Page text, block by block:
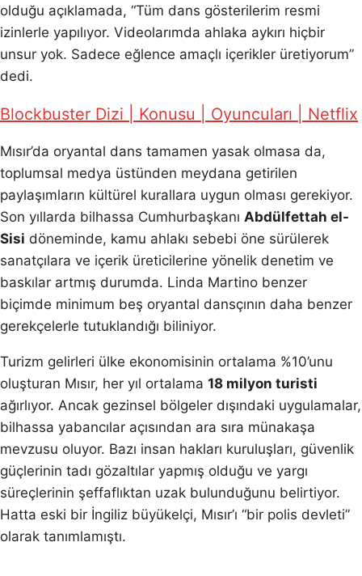
olduğu açıklamada, “Tüm dans gösterilerim resmi
izinlerle yapılıyor. Videolarımda ahlaka aykırı hiçbir
unsur yok. Sadece eğlence amaçlı içerikler üretiyorum”
dedi.
Blockbuster Dizi | Konusu | Oyuncuları | Netflix
Mısır’da oryantal dans tamamen yasak olmasa da,
toplumsal medya üstünden meydana getirilen
paylaşımların kültürel kurallara uygun olması gerekiyor.
Son yıllarda bilhassa Cumhurbaşkanı Abdülfettah el-
Sisi döneminde, kamu ahlakı sebebi öne sürülerek
sanatçılara ve içerik üreticilerine yönelik denetim ve
baskılar artmış durumda. Linda Martino benzer
biçimde minimum beş oryantal dansçının daha benzer
gerekçelerle tutuklandığı biliniyor.
Turizm gelirleri ülke ekonomisinin ortalama %10’unu
oluşturan Mısır, her yıl ortalama 18 milyon turisti
ağırlıyor. Ancak gezinsel bölgeler dışındaki uygulamalar,
bilhassa yabancılar açısından ara sıra münakaşa
mevzusu oluyor. Bazı insan hakları kuruluşları, güvenlik
güçlerinin tadı gözaltılar yapmış olduğu ve yargı
süreçlerinin şeffaflıktan uzak bulunduğunu belirtiyor.
Hatta eski bir İngiliz büyükelçi, Mısır’ı “bir polis devleti”
olarak tanımlamıştı.